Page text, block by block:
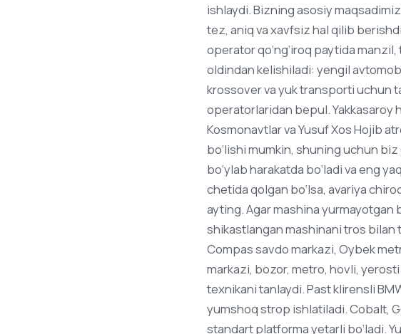
ishlaydi. Bizning asosiy
tez, aniq va xavfsiz hal qilib
operator qo‘ng‘iroq paytida
oldindan kelishiladi: yengil
krossover va yuk transporti uchun
operatorlaridan bepul. Yakkasaroy
Kosmonavtlar va Yusuf Xos Hojib
bo‘lishi mumkin, shuning uchun
bo‘ylab harakatda bo‘ladi va eng
chetida qolgan bo‘lsa, avariya
ayting. Agar mashina yurmayotgan
shikastlangan mashinani tros
Compas savdo markazi, Oybek
markazi, bozor, metro, hovli,
texnikani tanlaydi. Past klirensli
yumshoq strop ishlatiladi. Cobalt,
standart platforma yetarli bo‘ladi.